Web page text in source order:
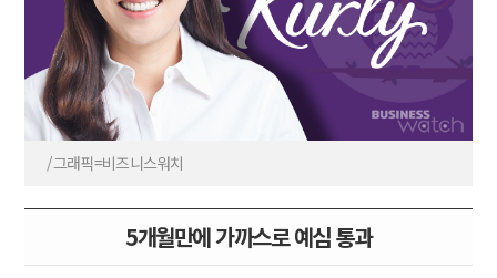
/그래픽=비즈니스워치
5개월만에 가까스로 예심 통과